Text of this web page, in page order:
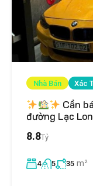
Nhà Bán Xác
Cần
đường Lạc
8.8Tỷ
4 5 35 m²